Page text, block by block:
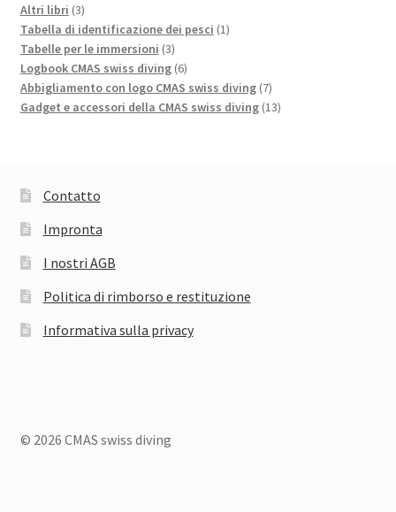
Altri libri 33
prodotti
Tabella di identificazione dei pesci 11
Tabelle per le immersioni 33
prodotti
Logbook CMAS swiss diving 66
prodotti
Abbigliamento con logo CMAS swiss diving 77
prodotti
Gadget e accessori della CMAS swiss diving 1313
Contatto
Impronta
I nostri AGB
Politica di rimborso e restituzione
Informativa sulla privacy
© 2026 CMAS swiss diving